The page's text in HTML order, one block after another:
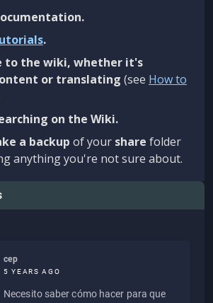
.
to the wiki, whether it's
or translating (see How to
on the Wiki.
a backup of your share folder
anything you're not sure about.
cep
5 YEARS AGO
Necesito saber cómo hacer para que